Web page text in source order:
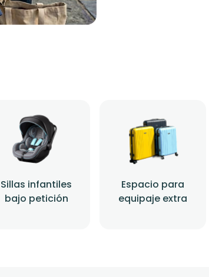
Sillas infantiles
bajo petición
Espacio para
equipaje extra